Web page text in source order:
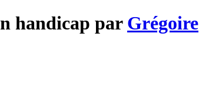
handicap par Grégoire